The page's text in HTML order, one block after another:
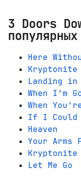
3 Doors
Here
Kryptonite
Landing in
When I'm
When
If I Could
Heaven
Your Arms
Kryptonite
Let Me Go